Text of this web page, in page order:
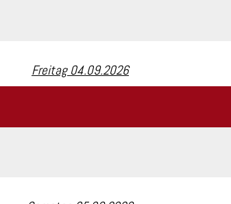
Freitag 04.09.2026